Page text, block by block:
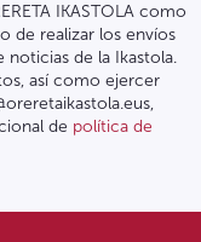
IKASTOLA como
de realizar los envíos
de la Ikastola.
así como ejercer
de política de